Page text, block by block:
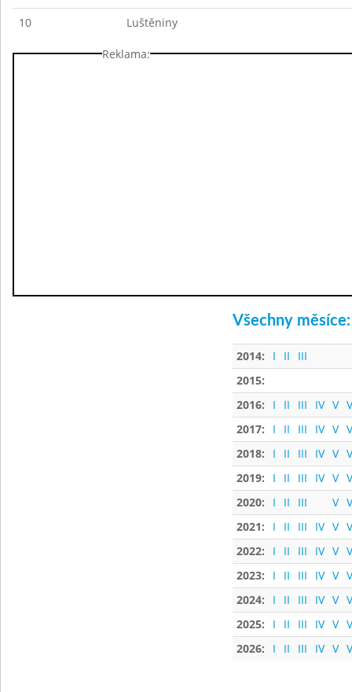
10
Luštěniny
Reklama:
Všechny měsíce:
2014: I II
III
2015:
2016:
I II III IV V
2017:
I II III IV V
2018:
I II III IV V
2019:
I II III IV V
2020:
I II III V
2021:
I II III IV V
2022:
I II III IV V
2023:
I II III IV V
2024:
I II III IV V
2025:
I II III IV V
2026:
I II III IV V